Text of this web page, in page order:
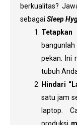
berkualitas?
sebagai Sleep
pekan. Ini
tubuh
Hindari
satu jam
laptop.